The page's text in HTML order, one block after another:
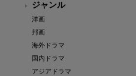
ジャンル
洋画
邦画
海外ドラマ
国内ドラマ
アジアドラマ